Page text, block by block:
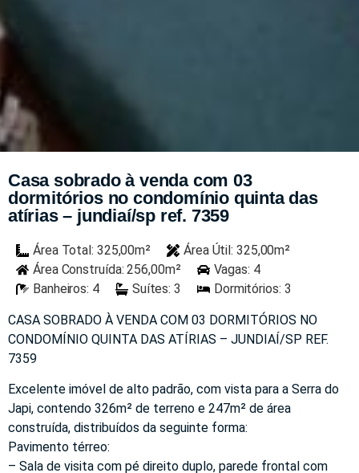
Casa sobrado à venda com 03
dormitórios no condomínio quinta das
atírias – jundiaí/sp ref. 7359
Área Total: 325,00m²
Área Útil: 325,00m²
Área Construída: 256,00m²
Vagas: 4
Banheiros: 4
Suítes: 3 Dormitórios: 3
CASA SOBRADO À VENDA COM 03 DORMITÓRIOS NO
CONDOMÍNIO QUINTA DAS ATÍRIAS – JUNDIAÍ/SP REF.
7359
Excelente imóvel de alto padrão, com vista para a Serra do
Japi, contendo 326m² de terreno e 247m² de área
construída, distribuídos da seguinte forma:
Pavimento térreo:
– Sala de visita com pé direito duplo, parede frontal com